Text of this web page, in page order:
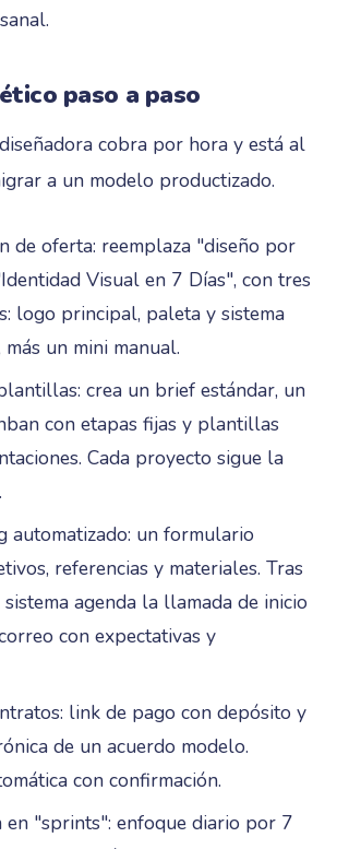
paso a paso
cobra por hora y está al
a un modelo productizado.
de oferta: reemplaza "diseño por
Visual en 7 Días", con tres
logo principal, paleta y sistema
un mini manual.
crea un brief estándar, un
con etapas fijas y plantillas
Cada proyecto sigue la
automatizado: un formulario
referencias y materiales. Tras
agenda la llamada de inicio
con expectativas y
link de pago con depósito y
de un acuerdo modelo.
con confirmación.
en "sprints": enfoque diario por 7